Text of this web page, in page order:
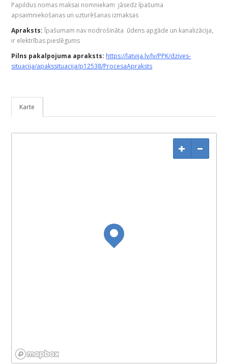
Papildus nomas maksai nomniekam jāsedz īpašuma
apsaimniekošanas un uzturēšanas izmaksas
Apraksts:Īpašumam nav nodrošināta ūdens apgāde un kanalizācija,
ir elektrības pieslēgums
Pilns pakalpojuma apraksts: https://latvija.lv/lv/PPK/dzives-
situacija/apakssituacija/p12538/ProcesaApraksts
Karte